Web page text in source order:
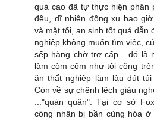
quá cao đã tự thực hiện phân
đều, dĩ nhiên đồng xu bao
và mặt tối, an sinh tốt quá dẫn
nghiệp không muốn tìm việc,
sếp hàng chờ trợ cấp ...đó là
làm còm cõm như tôi cõng
ăn thất nghiệp làm lậu đút
Còn về sự chênh lêch giàu
..."quán quân". Tại cơ sở
công nhân bị bần cùng hóa